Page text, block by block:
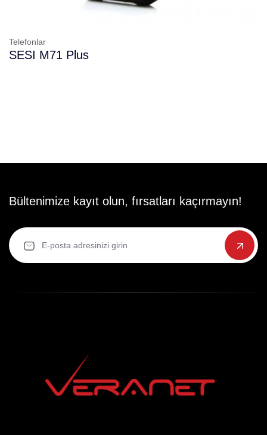
Telefonlar
SESI M71 Plus
Bültenimize kayıt olun, fırsatları kaçırmayın!